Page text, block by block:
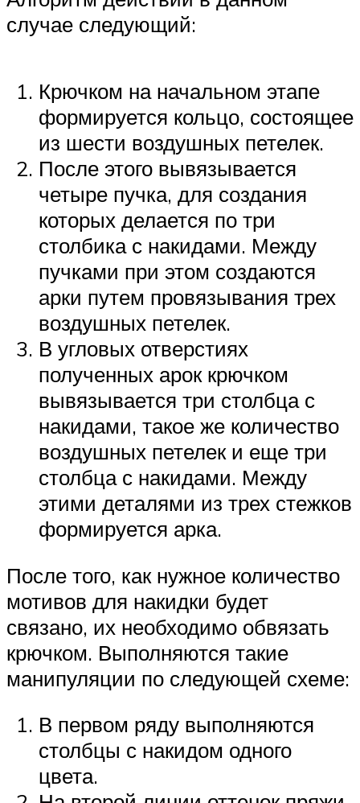
случае следующий:
Крючком на начальном этапе
формируется кольцо, состоящее
из шести воздушных петелек.
После этого вывязывается
четыре пучка, для создания
которых делается по три
столбика с накидами. Между
пучками при этом создаются
арки путем провязывания трех
воздушных петелек.
В угловых отверстиях
полученных арок крючком
вывязывается три столбца с
накидами, такое же количество
воздушных петелек и еще три
столбца с накидами. Между
этими деталями из трех стежков
формируется арка.
После того, как нужное количество
мотивов для накидки будет
связано, их необходимо обвязать
крючком. Выполняются такие
манипуляции по следующей схеме:
В первом ряду выполняются
столбцы с накидом одного
цвета.